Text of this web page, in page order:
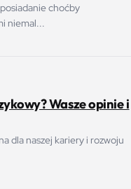
choćby
niemal...
Wasze opinie i
dla naszej kariery i rozwoju